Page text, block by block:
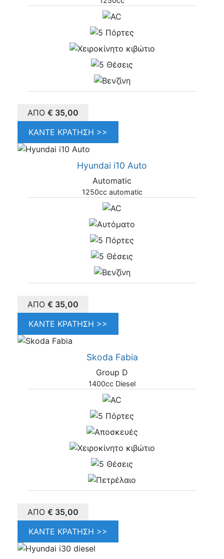
ΑΠΌ € 35,00
ΚΆΝΤΕ ΚΡΆΤΗΣΗ >>
Hyundai i10 Auto
Automatic
1250cc automatic
ΑΠΌ € 35,00
ΚΆΝΤΕ ΚΡΆΤΗΣΗ >>
Skoda Fabia
Group D
1400cc Diesel
ΑΠΌ € 35,00
ΚΆΝΤΕ ΚΡΆΤΗΣΗ >>